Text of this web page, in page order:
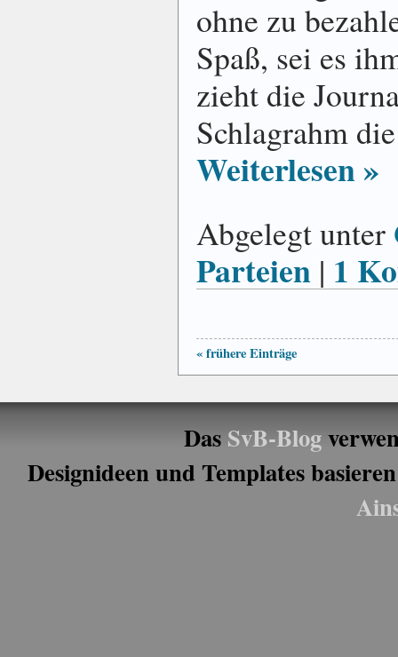
ohne zu
Spaß, sei es
zieht die
Schlagrahm
Weiterlesen »
Abgelegt unter
Parteien | 1
« frühere Einträge
DasSvB-Blog
Designideen und Templates